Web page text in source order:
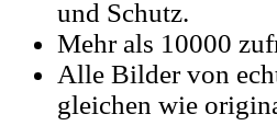
und Schutz.
Mehr als 10000
Alle Bilder von
gleichen wie